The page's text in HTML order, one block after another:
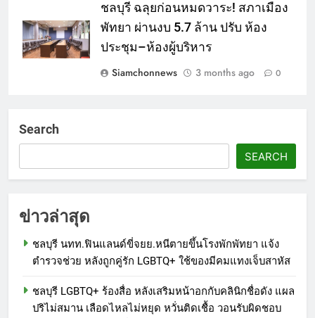
ชลบุรี ฉลุยก่อนหมดวาระ! สภาเมือง
พัทยา ผ่านงบ 5.7 ล้าน ปรับ ห้อง
ประชุม–ห้องผู้บริหาร
Siamchonnews
3 months ago 0
Search
SEARCH
ข่าวล่าสุด
ชลบุรี นทท.ฟินแลนด์ขี่จยย.หนีตายขึ้นโรงพักพัทยา แจ้ง
ตำรวจช่วย หลังถูกคู่รัก LGBTQ+ ใช้ของมีคมแทงเจ็บสาหัส
ชลบุรี LGBTQ+ ร้องสื่อ หลังเสริมหน้าอกกับคลินิกชื่อดัง แผล
ปริไม่สมาน เลือดไหลไม่หยุด หวั่นติดเชื้อ วอนรับผิดชอบ